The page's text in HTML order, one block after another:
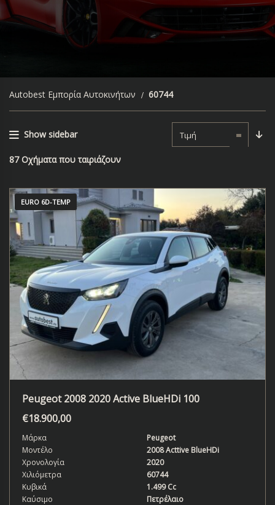
Autobest Εμπορία Αυτοκινήτων 60744
Show sidebar Τιμή
87 Οχήματα που ταιριάζουν
EURO 6D-TEMP
Peugeot 2008 2020 Active BlueHDi 100
€18.900,00
Μάρκα
Peugeot
Μοντέλο
2008 Acttive BlueHDi
Χρονολογία
2020
Χιλιόμετρα
60744
Κυβικά
1.499 Cc
Καύσιμο
Πετρέλαιο